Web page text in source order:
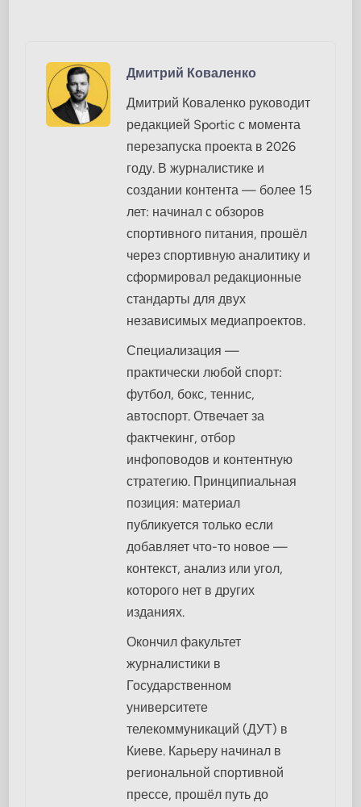
Дмитрий Коваленко
Дмитрий Коваленко руководит
редакцией Sportic с момента
перезапуска проекта в 2026
году. В журналистике и
создании контента — более 15
лет: начинал с обзоров
спортивного питания, прошёл
через спортивную аналитику и
сформировал редакционные
стандарты для двух
независимых медиапроектов.
Специализация —
практически любой спорт:
футбол, бокс, теннис,
автоспорт. Отвечает за
фактчекинг, отбор
инфоповодов и контентную
стратегию. Принципиальная
позиция: материал
публикуется только если
добавляет что-то новое —
контекст, анализ или угол,
которого нет в других
изданиях.
Окончил факультет
журналистики в
Государственном
университете
телекоммуникаций (ДУТ) в
Киеве. Карьеру начинал в
региональной спортивной
прессе, прошёл путь до